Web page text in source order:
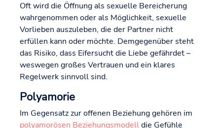
Oft wird die Öffnung als sexuelle Bereicherung
wahrgenommen oder als Möglichkeit, sexuelle
Vorlieben auszuleben, die der Partner nicht
erfüllen kann oder möchte. Demgegenüber steht
das Risiko, dass Eifersucht die Liebe gefährdet –
weswegen großes Vertrauen und ein klares
Regelwerk sinnvoll sind.
Polyamorie
Im Gegensatz zur offenen Beziehung gehören im
polyamorösen Beziehungsmodelldie Gefühle